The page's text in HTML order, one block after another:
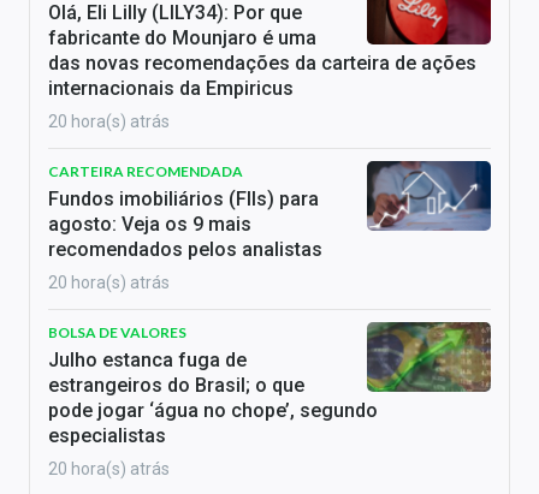
Olá, Eli Lilly (LILY34): Por que
fabricante do Mounjaro é uma
das novas recomendações da carteira de ações
internacionais da Empiricus
20 hora(s) atrás
CARTEIRA RECOMENDADA
Fundos imobiliários (FIIs) para
agosto: Veja os 9 mais
recomendados pelos analistas
20 hora(s) atrás
BOLSA DE VALORES
Julho estanca fuga de
estrangeiros do Brasil; o que
pode jogar ‘água no chope’, segundo
especialistas
20 hora(s) atrás